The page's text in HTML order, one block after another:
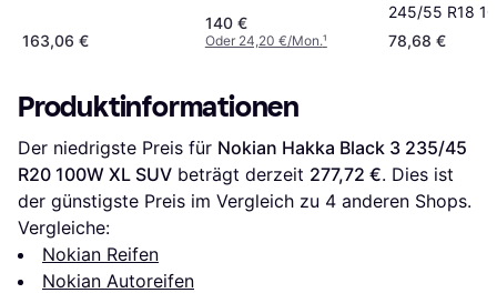
163,06 €
140 €
Oder 24,20 €/Mon.¹
245/55 R18
78,68 €
Produktinformationen
Der niedrigste Preis für Nokian Hakka Black 3 235/45
R20 100W XL SUV beträgt derzeit 277,72 €. Dies ist
der günstigste Preis im Vergleich zu 4 anderen Shops.
Vergleiche:
Nokian Reifen
Nokian Autoreifen